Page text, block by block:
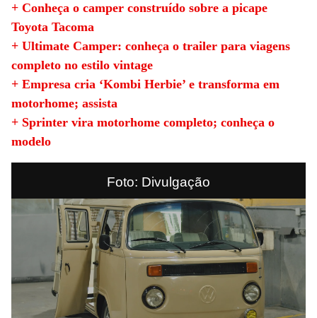
+ Conheça o camper construído sobre a picape
Toyota Tacoma
+ Ultimate Camper: conheça o trailer para viagens
completo no estilo vintage
+ Empresa cria ‘Kombi Herbie’ e transforma em
motorhome; assista
+ Sprinter vira motorhome completo; conheça o
modelo
Foto: Divulgação